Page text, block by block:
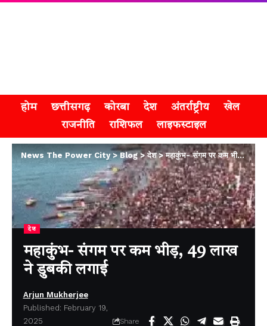
होम छत्तीसगढ़ कोरबा देश अंतर्राष्ट्रीय
खेल
राजनीति
राशिफल लाइफस्टाइल
News The Power City>Blog >देश>महाकुंभ- संगम पर कम भीड़, 49 लाख ने डुबकी लगाई
देश
महाकुंभ- संगम पर कम भीड़, 49 लाख
ने डुबकी लगाई
Arjun Mukherjee
Published: February 19,
2025
Share